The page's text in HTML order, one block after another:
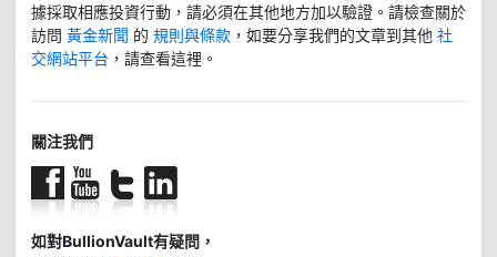
據採取相應投資行動，請必須在其他地方加以驗證。請檢查關於
訪問 黃金新聞 的 規則與條款 ，如要分享我們的文章到其他 社
交網站平台 ，請查看這裡。
關注我們
如對BullionVault有疑問，